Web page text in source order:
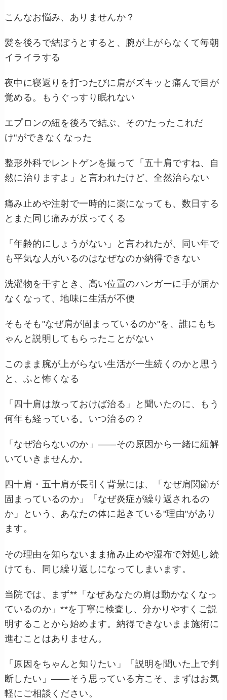
こんなお悩み、ありませんか？
髪を後ろで結ぼうとすると、腕が上がらなくて毎朝
イライラする
夜中に寝返りを打つたびに肩がズキッと痛んで目が
覚める。もうぐっすり眠れない
エプロンの紐を後ろで結ぶ、その"たったこれだ
け"ができなくなった
整形外科でレントゲンを撮って「五十肩ですね、自
然に治りますよ」と言われたけど、全然治らない
痛み止めや注射で一時的に楽になっても、数日する
とまた同じ痛みが戻ってくる
「年齢的にしょうがない」と言われたが、同い年で
も平気な人がいるのはなぜなのか納得できない
洗濯物を干すとき、高い位置のハンガーに手が届か
なくなって、地味に生活が不便
そもそも"なぜ肩が固まっているのか"を、誰にもち
ゃんと説明してもらったことがない
このまま腕が上がらない生活が一生続くのかと思う
と、ふと怖くなる
「四十肩は放っておけば治る」と聞いたのに、もう
何年も経っている。いつ治るの？
「なぜ治らないのか」——その原因から一緒に紐解
いていきませんか。
四十肩・五十肩が長引く背景には、「なぜ肩関節が
固まっているのか」「なぜ炎症が繰り返されるの
か」という、あなたの体に起きている"理由"があり
ます。
その理由を知らないまま痛み止めや湿布で対処し続
けても、同じ繰り返しになってしまいます。
当院では、まず**「なぜあなたの肩は動かなくなっ
ているのか」**を丁寧に検査し、分かりやすくご説
明することから始めます。納得できないまま施術に
進むことはありません。
「原因をちゃんと知りたい」「説明を聞いた上で判
断したい」——そう思っている方こそ、まずはお気
軽にご相談ください。